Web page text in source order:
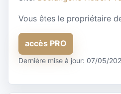
Vous êtes le propriétaire
accès PRO
Dernière mise à jour: 07/05/